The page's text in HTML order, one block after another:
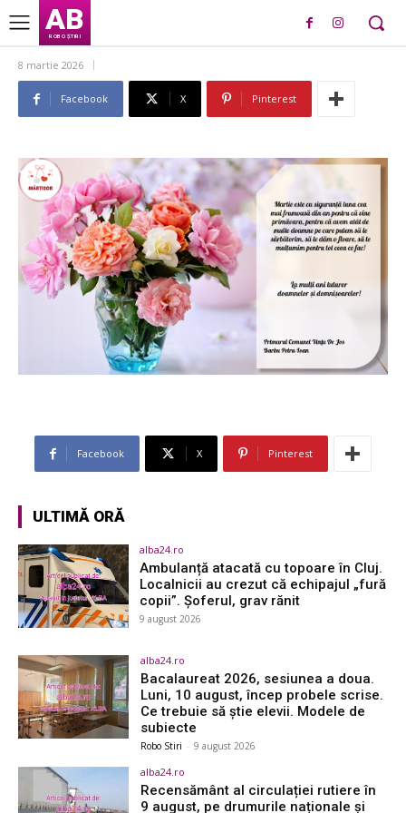
AB
ROBO ȘTIRI
8 martie 2026
Facebook X Pinterest
Facebook X Pinterest
ULTIMĂ ORĂ
alba24.ro
Ambulanță atacată cu topoare în Cluj.
Localnicii au crezut că echipajul „fură
copii”. Șoferul, grav rănit
9 august 2026
alba24.ro
Bacalaureat 2026, sesiunea a doua.
Luni, 10 august, încep probele scrise.
Ce trebuie să știe elevii. Modele de
subiecte
Robo Stiri - 9 august 2026
alba24.ro
Recensământ al circulației rutiere în
9 august, pe drumurile naționale și